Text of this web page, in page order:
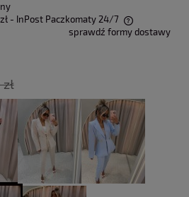
- InPost Paczkomaty 24/7
kosztów płatności
sprawdź formy dostawy